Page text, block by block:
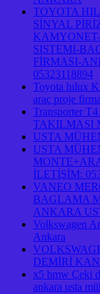
TOYOTA
SİNYAL
SISTEMI-
FİRMASI-
05323118894
Toyota hılux
araç proje
Transporter
TAKILMASI
USTA
USTA
İLETİŞİM:
VANEO
BAGLAMA
ANKARA
Volkswagen
Ankara
DEMİRİ
x5 bmw Çeki
ankara usta